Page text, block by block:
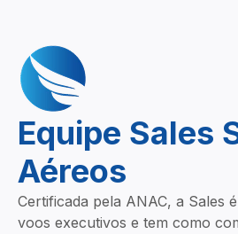
Equipe Sales
Aéreos
Certificada pela ANAC, a Sales
voos executivos e tem como